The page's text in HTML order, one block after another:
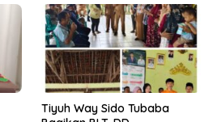
Tiyuh Way Sido Tubaba